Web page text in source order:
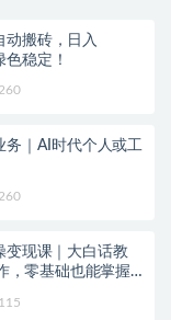
动搬砖，日入
稳定！
260
务｜AI时代个人或工
260
变现课｜大白话教
，零基础也能掌握
115